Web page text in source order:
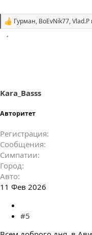
С
:
Гурман, BoEvNik77,Vlad.P
Kara_Basss
Авторитет
Регистрация
Сообщения
Симпатии
Город
Авто
11 Фев 2026
#5